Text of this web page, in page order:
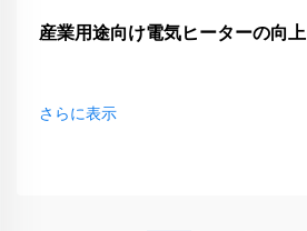
産業用途向け電気ヒーターの向上
さらに表示